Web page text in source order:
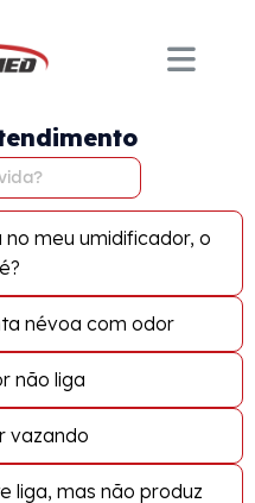
meu umidificador, o
névoa com odor
não liga
vazando
liga, mas não produz